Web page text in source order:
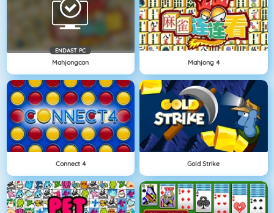
ENDAST PC
Mahjongcon Mahjong 4
Connect 4 Gold Strike